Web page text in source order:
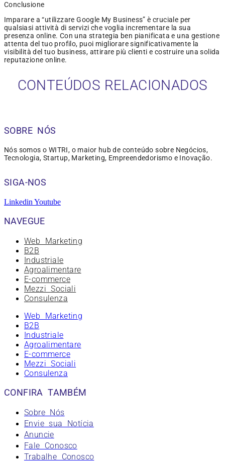
Conclusione
Imparare a “utilizzare Google My Business” è cruciale per
qualsiasi attività di servizi che voglia incrementare la sua
presenza online. Con una strategia ben pianificata e una gestione
attenta del tuo profilo, puoi migliorare significativamente la
visibilità del tuo business, attirare più clienti e costruire una solida
reputazione online.
CONTEÚDOS RELACIONADOS
SOBRE NÓS
Nós somos o WITRI, o maior hub de conteúdo sobre Negócios,
Tecnologia, Startup, Marketing, Empreendedorismo e Inovação.
SIGA-NOS
Linkedin Youtube
NAVEGUE
Web Marketing
B2B
Industriale
Agroalimentare
E-commerce
Mezzi Sociali
Consulenza
Web Marketing
B2B
Industriale
Agroalimentare
E-commerce
Mezzi Sociali
Consulenza
CONFIRA TAMBÉM
Sobre Nós
Envie sua Notícia
Anuncie
Fale Conosco
Trabalhe Conosco